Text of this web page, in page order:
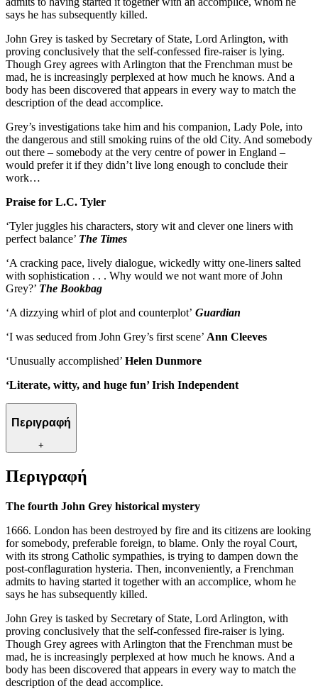
says he has subsequently killed.
John Grey is tasked by Secretary of State, Lord Arlington, with
proving conclusively that the self-confessed fire-raiser is lying.
Though Grey agrees with Arlington that the Frenchman must be
mad, he is increasingly perplexed at how much he knows. And a
body has been discovered that appears in every way to match the
description of the dead accomplice.
Grey’s investigations take him and his companion, Lady Pole, into
the dangerous and still smoking ruins of the old City. And somebody
out there – somebody at the very centre of power in England –
would prefer it if they didn’t live long enough to conclude their
work…
Praise for L.C. Tyler
‘Tyler juggles his characters, story wit and clever one liners with
perfect balance’ The Times
‘A cracking pace, lively dialogue, wickedly witty one-liners salted
with sophistication . . . Why would we not want more of John
Grey?’ The Bookbag
‘A dizzying whirl of plot and counterplot’ Guardian
‘I was seduced from John Grey’s first scene’ Ann Cleeves
‘Unusually accomplished’ Helen Dunmore
‘Literate, witty, and huge fun’ Irish Independent
Περιγραφή
+
Περιγραφή
The fourth John Grey historical mystery
1666. London has been destroyed by fire and its citizens are looking
for somebody, preferable foreign, to blame. Only the royal Court,
with its strong Catholic sympathies, is trying to dampen down the
post-conflaguration hysteria. Then, inconveniently, a Frenchman
admits to having started it together with an accomplice, whom he
says he has subsequently killed.
John Grey is tasked by Secretary of State, Lord Arlington, with
proving conclusively that the self-confessed fire-raiser is lying.
Though Grey agrees with Arlington that the Frenchman must be
mad, he is increasingly perplexed at how much he knows. And a
body has been discovered that appears in every way to match the
description of the dead accomplice.